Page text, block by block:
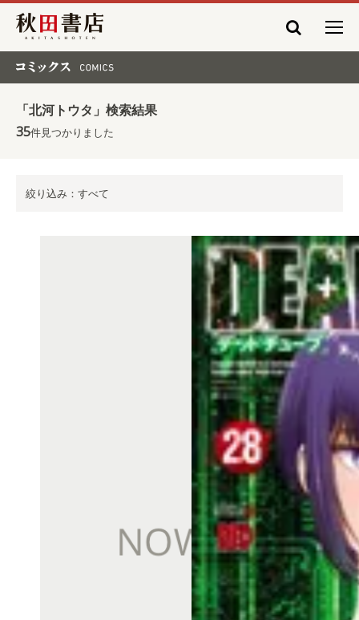
秋田書店
「北河トウタ」検索結果
35件見つかりました
絞り込み：すべて